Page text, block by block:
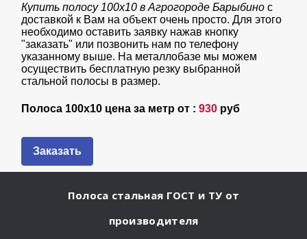
Купить полосу 100х10 в Агрогороде Барыбинос
доставкой к Вам на объект очень просто. Для этого
необходимо оставить заявку нажав кнопку
"заказать" или позвонить нам по телефону
указанному выше. На металлобазе мы можем
осуществить бесплатную резку выбранной
стальной полосы в размер.
Полоса 100х10 цена за метр от :930 руб
Заказать
Полоса стальная ГОСТ и ТУ от
производителя